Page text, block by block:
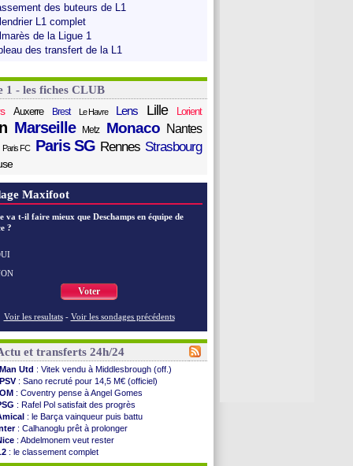
des buteurs de L1
L1 complet
de la Ligue 1
des transfert de la L1
1 - les fiches CLUB
Auxerre Brest Le Havre Lens Lille Lorient
Marseille Metz Monaco Nantes
Paris FC Paris SG Rennes Strasbourg
Maxifoot
va t-il faire mieux que Deschamps en équipe de
?
Voter
Voir les resultats - Voir les sondages précédents
et transferts 24h/24
Man Utd : Vitek vendu à Middlesbrough (off.)
PSV : Sano recruté pour 14,5 M€ (officiel)
OM : Coventry pense à Angel Gomes
: Rafel Pol satisfait des progrès
: le Barça vainqueur puis battu
: Calhanoglu prêt à prolonger
: Abdelmonem veut rester
: le classement complet
: les résultats de la soirée